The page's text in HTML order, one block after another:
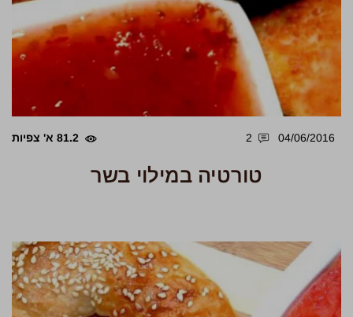
04/06/2016
2 81.2 א' צפיות
טורטיה במילוי בשר